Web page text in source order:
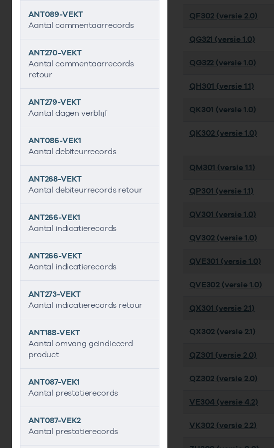
ANT089-VEKT
Aantal commentaarrecords
ANT270-VEKT
Aantal commentaarrecords
retour
ANT279-VEKT
Aantal dagen verblijf
ANT086-VEK1
Aantal debiteurrecords
ANT268-VEKT
Aantal debiteurrecords retour
ANT266-VEK1
Aantal indicatierecords
ANT266-VEKT
Aantal indicatierecords
ANT273-VEKT
Aantal indicatierecords retour
ANT188-VEKT
Aantal omvang geindiceerd
product
ANT087-VEK1
Aantal prestatierecords
ANT087-VEK2
Aantal prestatierecords
QF302 (versie 2.0)
QG321 (versie 1.0)
QG322 (versie 1.0)
QH301 (versie 1.1)
QK301 (versie 1.0)
QK302 (versie 1.0)
QM301 (versie 1.1)
QP301 (versie 1.1)
QV301 (versie 1.0)
QV302 (versie 1.0)
QVE301 (versie 1.0)
QVE302 (versie 1.0)
QX301 (versie 2.1)
QX302 (versie 2.1)
QZ301 (versie 2.0)
QZ302 (versie 2.0)
VE304 (versie 4.2)
VK302 (versie 2.2)